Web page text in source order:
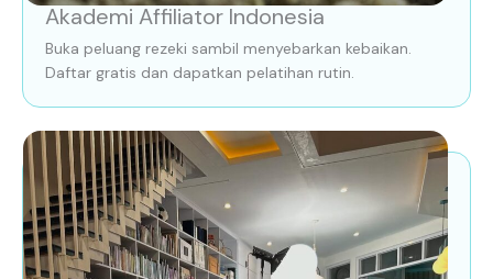
Akademi Affiliator Indonesia
Buka peluang rezeki sambil menyebarkan kebaikan.
Daftar gratis dan dapatkan pelatihan rutin.